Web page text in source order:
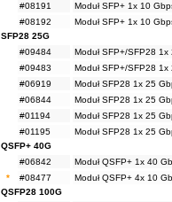
#08191
Moduł SFP+ 1x 10
#08192
Moduł SFP+ 1x 10
SFP28 25G
#09484
Moduł SFP+/SFP28
#09483
Moduł SFP+/SFP28
#06919
Moduł SFP28 1x 25
#06844
Moduł SFP28 1x 25
#01194
Moduł SFP28 1x 25
#01195
Moduł SFP28 1x 25
QSFP+ 40G
#06842
Moduł QSFP+ 1x 40
*
#08477 Moduł QSFP+ 4x 10
QSFP28 100G